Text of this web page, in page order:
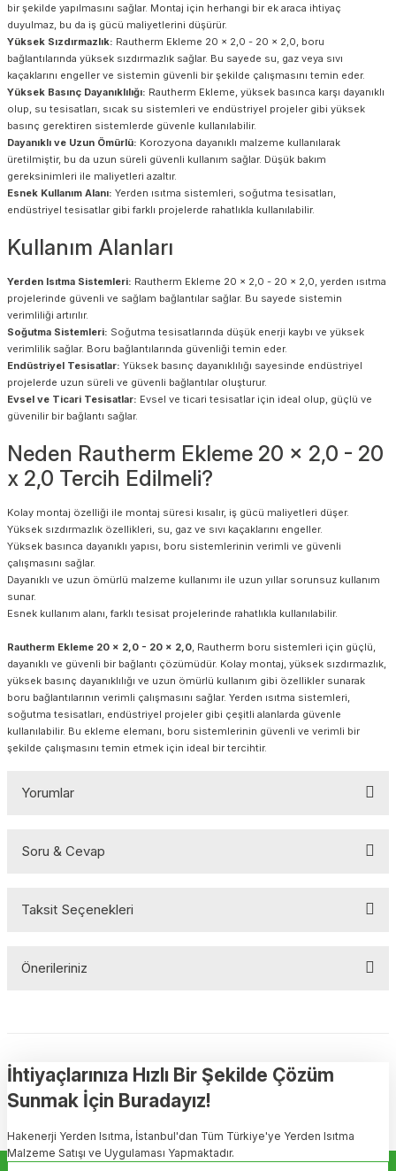
bir şekilde yapılmasını sağlar. Montaj için herhangi bir ek araca ihtiyaç
duyulmaz, bu da iş gücü maliyetlerini düşürür.
Yüksek Sızdırmazlık: Rautherm Ekleme 20 x 2,0 - 20 x 2,0, boru
bağlantılarında yüksek sızdırmazlık sağlar. Bu sayede su, gaz veya sıvı
kaçaklarını engeller ve sistemin güvenli bir şekilde çalışmasını temin eder.
Yüksek Basınç Dayanıklılığı: Rautherm Ekleme, yüksek basınca karşı dayanıklı
olup, su tesisatları, sıcak su sistemleri ve endüstriyel projeler gibi yüksek
basınç gerektiren sistemlerde güvenle kullanılabilir.
Dayanıklı ve Uzun Ömürlü: Korozyona dayanıklı malzeme kullanılarak
üretilmiştir, bu da uzun süreli güvenli kullanım sağlar. Düşük bakım
gereksinimleri ile maliyetleri azaltır.
Esnek Kullanım Alanı: Yerden ısıtma sistemleri, soğutma tesisatları,
endüstriyel tesisatlar gibi farklı projelerde rahatlıkla kullanılabilir.
Kullanım Alanları
Yerden Isıtma Sistemleri: Rautherm Ekleme 20 x 2,0 - 20 x 2,0, yerden ısıtma
projelerinde güvenli ve sağlam bağlantılar sağlar. Bu sayede sistemin
verimliliği artırılır.
Soğutma Sistemleri: Soğutma tesisatlarında düşük enerji kaybı ve yüksek
verimlilik sağlar. Boru bağlantılarında güvenliği temin eder.
Endüstriyel Tesisatlar: Yüksek basınç dayanıklılığı sayesinde endüstriyel
projelerde uzun süreli ve güvenli bağlantılar oluşturur.
Evsel ve Ticari Tesisatlar: Evsel ve ticari tesisatlar için ideal olup, güçlü ve
güvenilir bir bağlantı sağlar.
Neden Rautherm Ekleme 20 x 2,0 - 20
x 2,0 Tercih Edilmeli?
Kolay montaj özelliği ile montaj süresi kısalır, iş gücü maliyetleri düşer.
Yüksek sızdırmazlık özellikleri, su, gaz ve sıvı kaçaklarını engeller.
Yüksek basınca dayanıklı yapısı, boru sistemlerinin verimli ve güvenli
çalışmasını sağlar.
Dayanıklı ve uzun ömürlü malzeme kullanımı ile uzun yıllar sorunsuz kullanım
sunar.
Esnek kullanım alanı, farklı tesisat projelerinde rahatlıkla kullanılabilir.
Rautherm Ekleme 20 x 2,0 - 20 x 2,0 , Rautherm boru sistemleri için güçlü,
dayanıklı ve güvenli bir bağlantı çözümüdür. Kolay montaj, yüksek sızdırmazlık,
yüksek basınç dayanıklılığı ve uzun ömürlü kullanım gibi özellikler sunarak
boru bağlantılarının verimli çalışmasını sağlar. Yerden ısıtma sistemleri,
soğutma tesisatları, endüstriyel projeler gibi çeşitli alanlarda güvenle
kullanılabilir. Bu ekleme elemanı, boru sistemlerinin güvenli ve verimli bir
şekilde çalışmasını temin etmek için ideal bir tercihtir.
Yorumlar
Soru & Cevap
Taksit Seçenekleri
Önerileriniz
Görüş ve önerileriniz için teşekkür ederiz.
Ürün resmi kalitesiz, bozuk veya görüntülenemiyor.
Ürün açıklamasında eksik bilgiler bulunuyor.
Ürün bilgilerinde hatalar bulunuyor.
İhtiyaçlarınıza Hızlı Bir Şekilde Çözüm
Sunmak İçin Buradayız!
Hakenerji Yerden Isıtma, İstanbul'dan Tüm Türkiye'ye Yerden Isıtma
Malzeme Satışı ve Uygulaması Yapmaktadır.